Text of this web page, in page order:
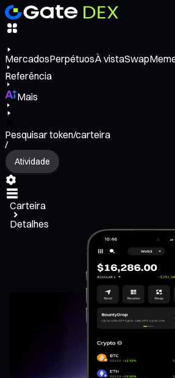
MercadosPerpétuosÀ vistaSwap
Referência
Mais
Pesquisar token/carteira
/
Atividade
Carteira
Detalhes